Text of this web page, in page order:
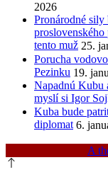
2026
Pronárodné
tento muž 25.
Porucha
Pezinku 19.
Napadnú Kubu
myslí si Igor
Kuba bude
diplomat 6.
A